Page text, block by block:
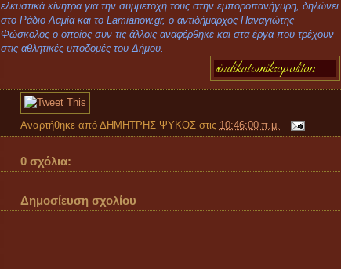
ελκυστικά κίνητρα για την συμμετοχή τους στην εμποροπανήγυρη, δηλώνει
στο Ράδιο Λαμία και το Lamianow.gr, ο αντιδήμαρχος Παναγιώτης
Φώσκολος o οποίος συν τις άλλοις αναφέρθηκε και στα έργα που τρέχουν
στις αθλητικές υποδομές του Δήμου.
Αναρτήθηκε από ΔΗΜΗΤΡΗΣ ΨΥΚΟΣ στις 10:46:00 π.μ.
0 σχόλια:
Δημοσίευση σχολίου